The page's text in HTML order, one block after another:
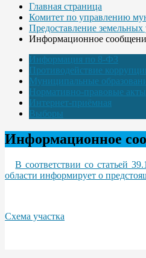
Главная страница
Комитет по управлению
Предоставление земельных
Информационное
Информация по 8-ФЗ
Противодействие
Муниципальные
Нормативно-правовые акты
Интернет-приёмная
Выборы
Информационное
В соответствии со статьей
области информирует о
Схема участка